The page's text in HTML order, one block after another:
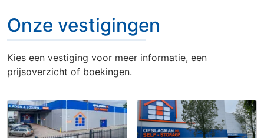
Onze vestigingen
Kies een vestiging voor meer informatie, een
prijsoverzicht of boekingen.